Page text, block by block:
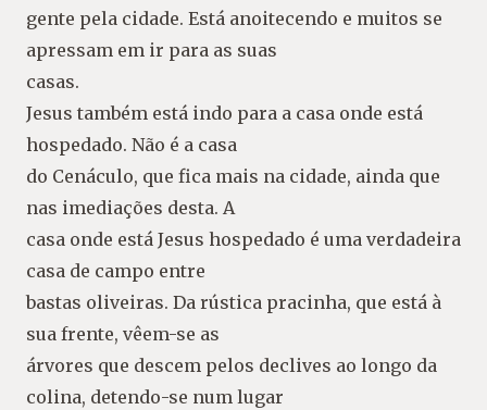
gente pela cidade. Está anoitecendo e muitos se
apressam em ir para as suas
casas.
Jesus também está indo para a casa onde está
hospedado. Não é a casa
do Cenáculo, que fica mais na cidade, ainda que
nas imediações desta. A
casa onde está Jesus hospedado é uma verdadeira
casa de campo entre
bastas oliveiras. Da rústica pracinha, que está à
sua frente, vêem-se as
árvores que descem pelos declives ao longo da
colina, detendo-se num lugar